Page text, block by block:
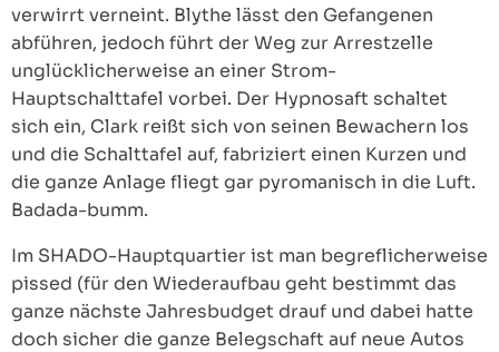
verwirrt verneint. Blythe lässt den Gefangenen
abführen, jedoch führt der Weg zur Arrestzelle
unglücklicherweise an einer Strom-
Hauptschalttafel vorbei. Der Hypnosaft schaltet
sich ein, Clark reißt sich von seinen Bewachern los
und die Schalttafel auf, fabriziert einen Kurzen und
die ganze Anlage fliegt gar pyromanisch in die Luft.
Badada-bumm.
Im SHADO-Hauptquartier ist man begreflicherweise
pissed (für den Wiederaufbau geht bestimmt das
ganze nächste Jahresbudget drauf und dabei hatte
doch sicher die ganze Belegschaft auf neue Autos